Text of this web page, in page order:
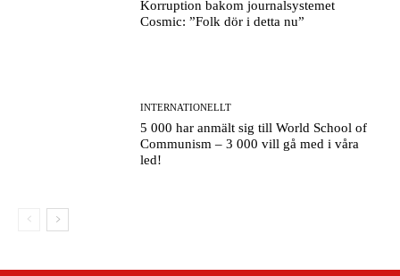
Korruption bakom journalsystemet
Cosmic: ”Folk dör i detta nu”
INTERNATIONELLT
5 000 har anmält sig till World School of
Communism – 3 000 vill gå med i våra
led!